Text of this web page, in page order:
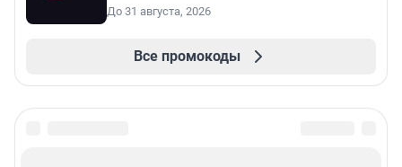
До 31 августа, 2026
Все промокоды